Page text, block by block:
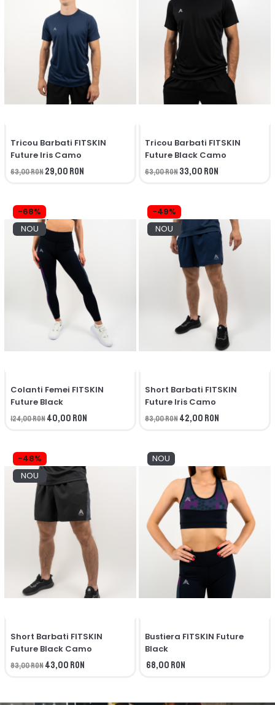
Tricou Barbati FITSKIN
Future Iris Camo
63,00 RON29,00 RON
Tricou Barbati FITSKIN
Future Black Camo
63,00 RON33,00 RON
-68%
NOU
Colanti Femei FITSKIN
Future Black
124,00 RON40,00 RON
-49%
NOU
Short Barbati FITSKIN
Future Iris Camo
83,00 RON42,00 RON
-48%
NOU
Short Barbati FITSKIN
Future Black Camo
83,00 RON43,00 RON
NOU
Bustiera FITSKIN Future
Black
68,00 RON